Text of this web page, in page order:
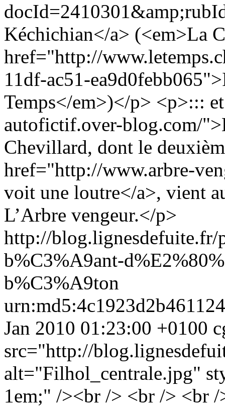
Kéchichian</a> (<em>La
href="http://
11df-ac51-
Temps</em>)</p> <p>:::
autofictif.over-blog.com/
Chevillard, dont le
href="http://www.arbre-
voit une loutre</a>, vient
L’Arbre vengeur.</p>
http://blog.lignesdefuite.fr/
b%C3%A9ant-
b%C3%A9ton
Jan 2010 01:23:00 +0100
src="http://
alt="Filhol_centrale.jpg"
1em;" /><br /> <br /> <br